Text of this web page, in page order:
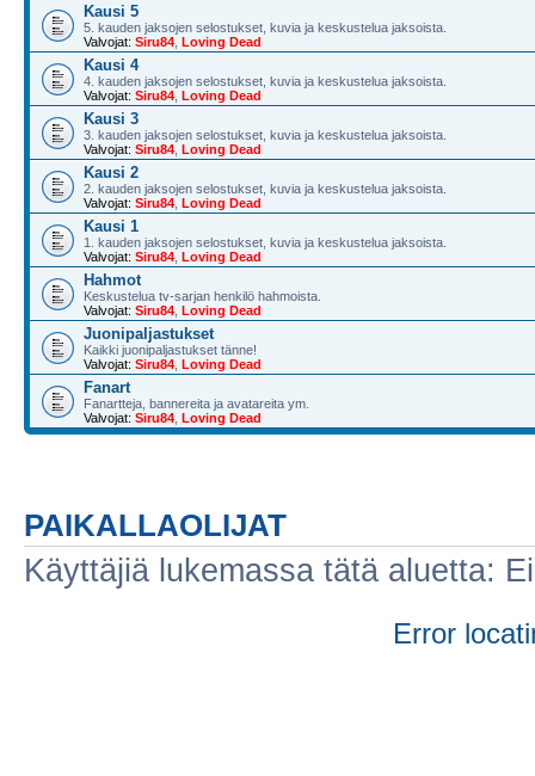
Kausi 5
5. kauden jaksojen selostukset, kuvia ja keskustelua jaksoista.
Valvojat: Siru84 Loving Dead
Kausi 4
4. kauden jaksojen selostukset, kuvia ja keskustelua jaksoista.
Valvojat: Siru84 Loving Dead
Kausi 3
3. kauden jaksojen selostukset, kuvia ja keskustelua jaksoista.
Valvojat: Siru84 Loving Dead
Kausi 2
2. kauden jaksojen selostukset, kuvia ja keskustelua jaksoista.
Valvojat: Siru84 Loving Dead
Kausi 1
1. kauden jaksojen selostukset, kuvia ja keskustelua jaksoista.
Valvojat: Siru84 Loving Dead
Hahmot
Keskustelua tv-sarjan henkilö hahmoista.
Valvojat: Siru84 Loving Dead
Juonipaljastukset
Kaikki juonipaljastukset tänne!
Valvojat: Siru84 Loving Dead
Fanart
Fanartteja, bannereita ja avatareita ym.
Valvojat: Siru84 Loving Dead
PAIKALLAOLIJAT
Käyttäjiä lukemassa tätä aluetta:
Error